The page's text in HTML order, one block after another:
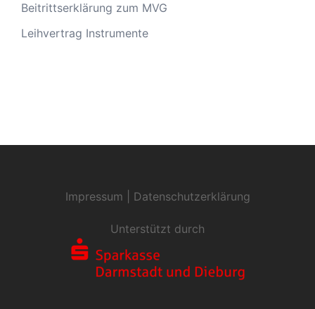
Beitrittserklärung zum MVG
Leihvertrag Instrumente
Impressum Datenschutzerklärung
Unterstützt durch